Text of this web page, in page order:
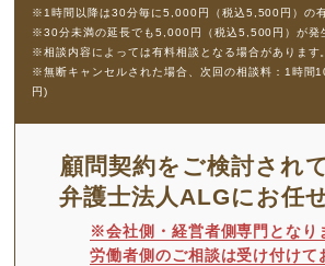
※1時間以降は30分毎に5,000円（税込5,500円）の有
※30分未満の延長でも5,000円（税込5,500円）が発
※相談内容によっては有料相談となる場合があります。
※無断キャンセルされた場合、次回の相談料：1時
円)
顧問契約をご検討され
弁護士法人ALGにお任
※会社側・経営者側専門となり
労働者側のご相談は受け付けて